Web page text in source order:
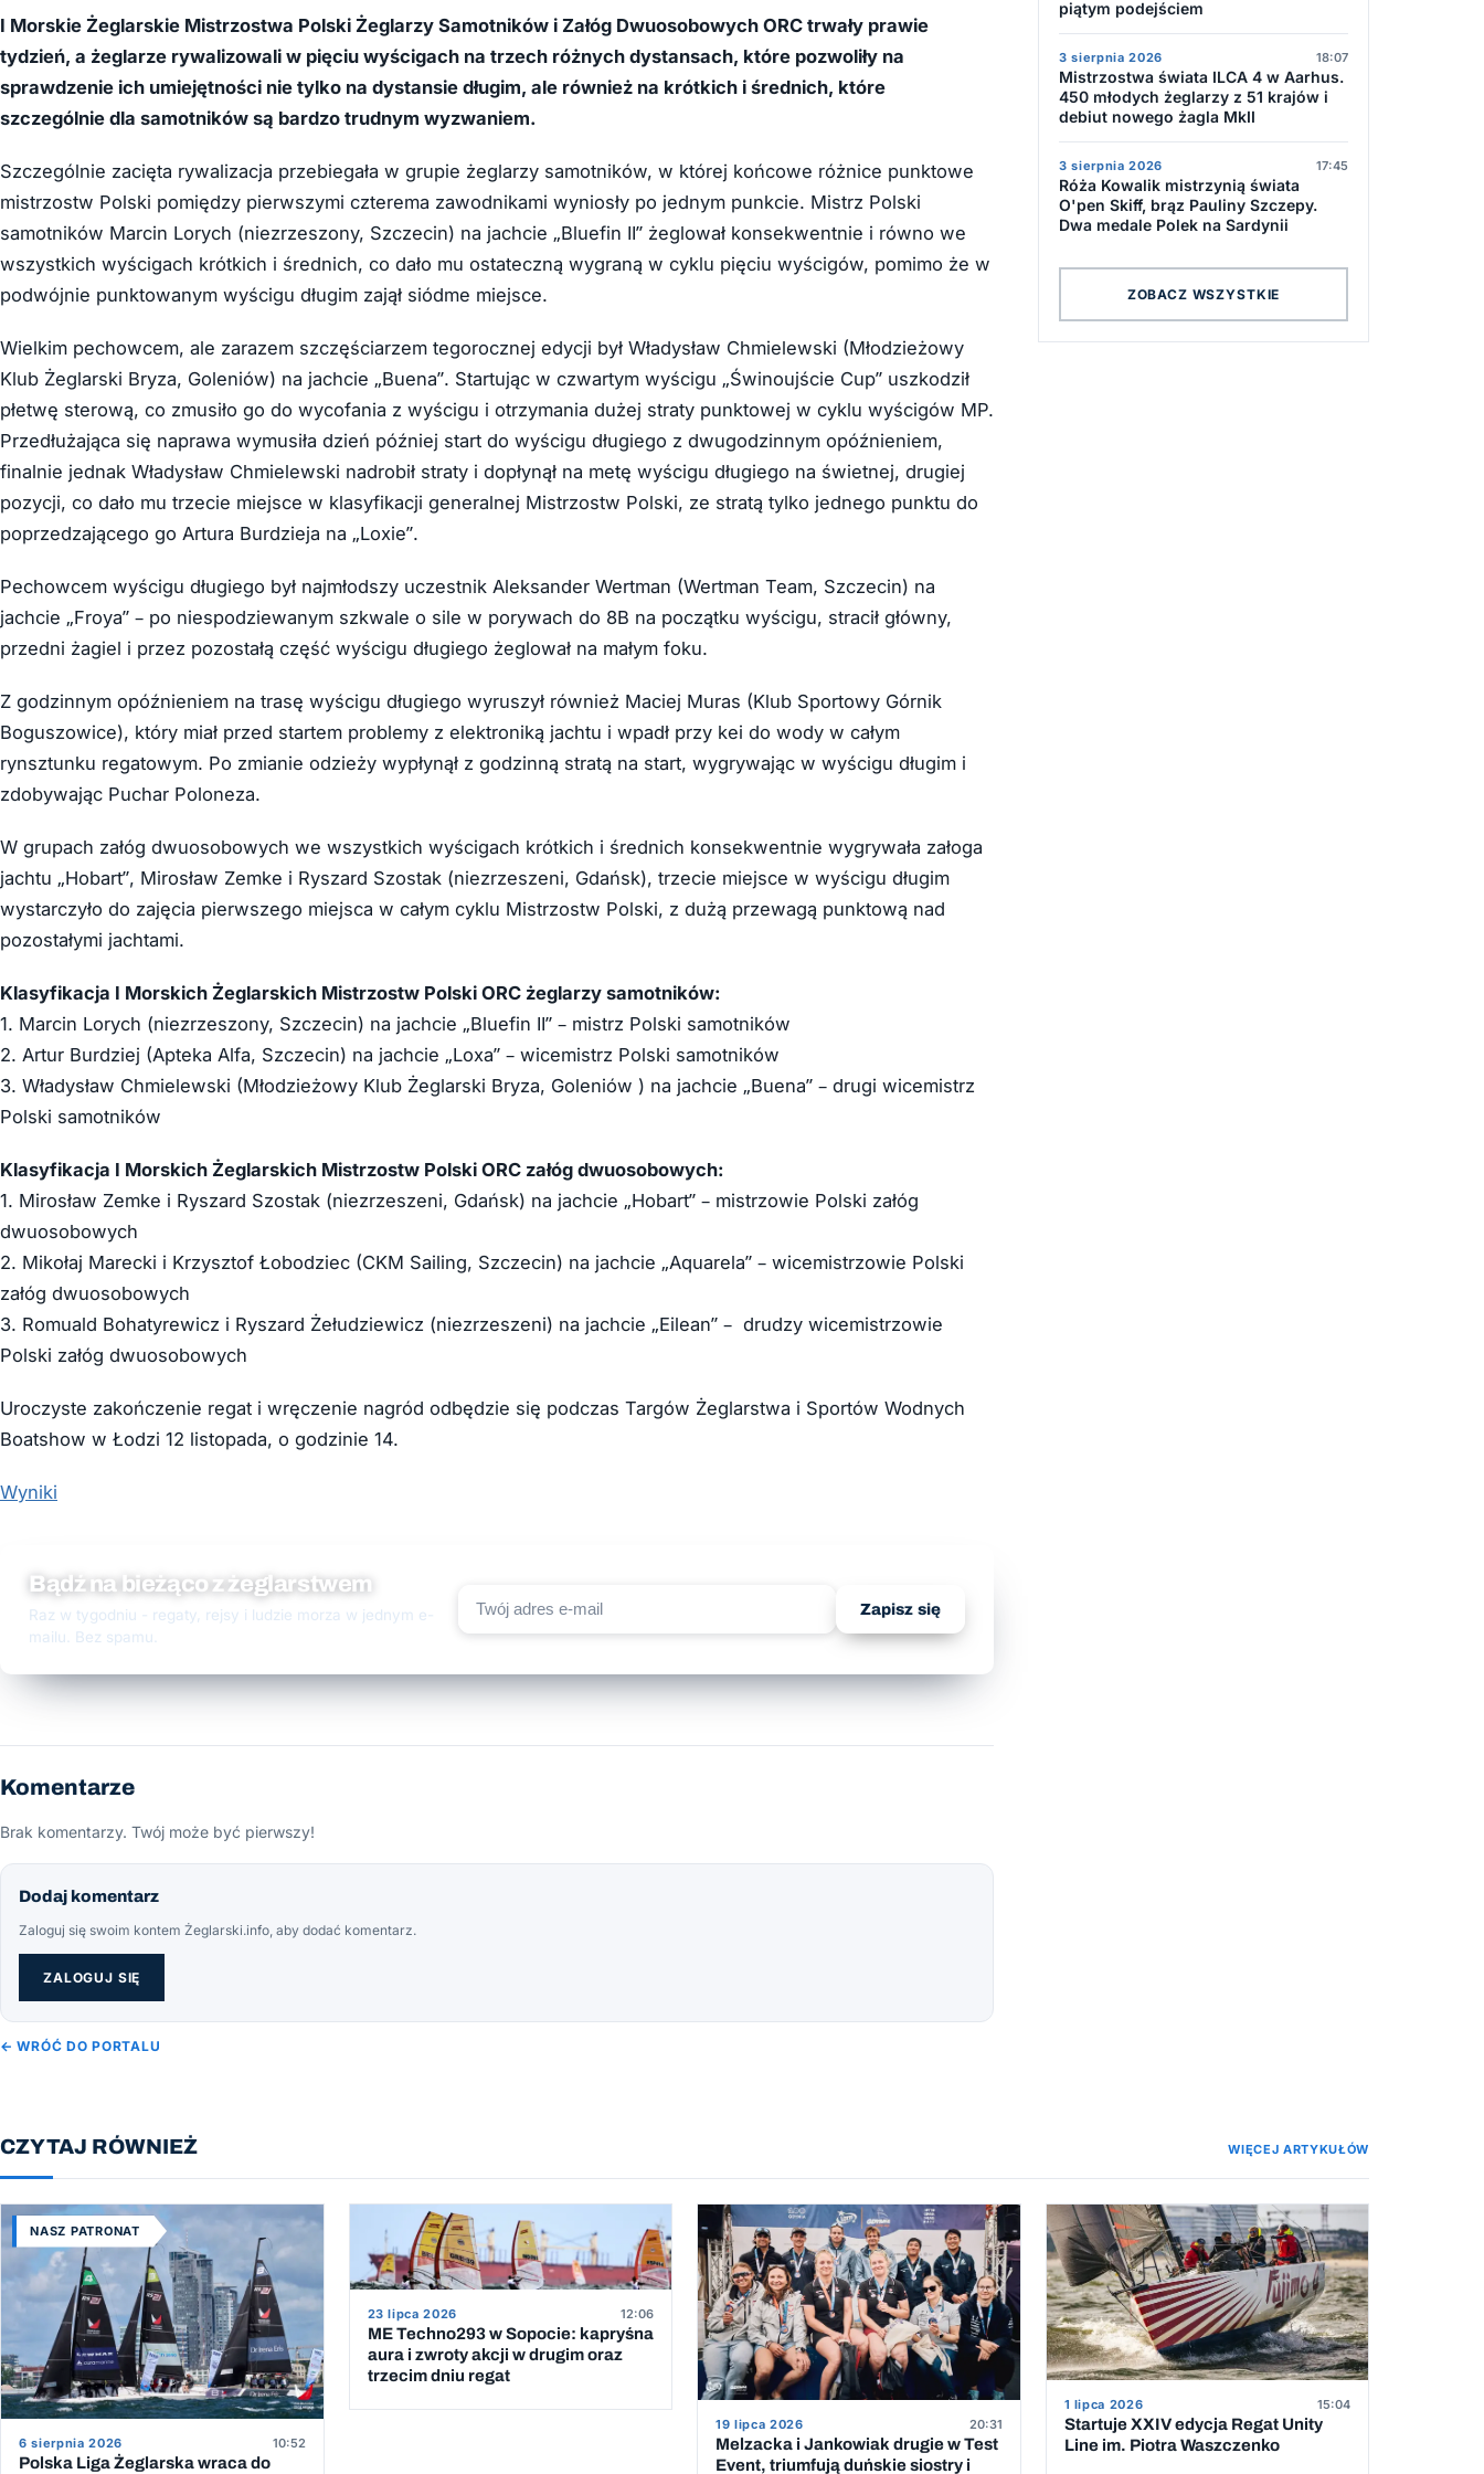
I Morskie Żeglarskie Mistrzostwa Polski Żeglarzy Samotników i Załóg Dwuosobowych ORC trwały prawie
tydzień, a żeglarze rywalizowali w pięciu wyścigach na trzech różnych dystansach, które pozwoliły na
sprawdzenie ich umiejętności nie tylko na dystansie długim, ale również na krótkich i średnich, które
szczególnie dla samotników są bardzo trudnym wyzwaniem.
Szczególnie zacięta rywalizacja przebiegała w grupie żeglarzy samotników, w której końcowe różnice punktowe
mistrzostw Polski pomiędzy pierwszymi czterema zawodnikami wyniosły po jednym punkcie. Mistrz Polski
samotników Marcin Lorych (niezrzeszony, Szczecin) na jachcie „Bluefin II” żeglował konsekwentnie i równo we
wszystkich wyścigach krótkich i średnich, co dało mu ostateczną wygraną w cyklu pięciu wyścigów, pomimo że w
podwójnie punktowanym wyścigu długim zajął siódme miejsce.
Wielkim pechowcem, ale zarazem szczęściarzem tegorocznej edycji był Władysław Chmielewski (Młodzieżowy
Klub Żeglarski Bryza, Goleniów) na jachcie „Buena”. Startując w czwartym wyścigu „Świnoujście Cup” uszkodził
płetwę sterową, co zmusiło go do wycofania z wyścigu i otrzymania dużej straty punktowej w cyklu wyścigów MP.
Przedłużająca się naprawa wymusiła dzień później start do wyścigu długiego z dwugodzinnym opóźnieniem,
finalnie jednak Władysław Chmielewski nadrobił straty i dopłynął na metę wyścigu długiego na świetnej, drugiej
pozycji, co dało mu trzecie miejsce w klasyfikacji generalnej Mistrzostw Polski, ze stratą tylko jednego punktu do
poprzedzającego go Artura Burdzieja na „Loxie”.
Pechowcem wyścigu długiego był najmłodszy uczestnik Aleksander Wertman (Wertman Team, Szczecin) na
jachcie „Froya” – po niespodziewanym szkwale o sile w porywach do 8B na początku wyścigu, stracił główny,
przedni żagiel i przez pozostałą część wyścigu długiego żeglował na małym foku.
Z godzinnym opóźnieniem na trasę wyścigu długiego wyruszył również Maciej Muras (Klub Sportowy Górnik
Boguszowice), który miał przed startem problemy z elektroniką jachtu i wpadł przy kei do wody w całym
rynsztunku regatowym. Po zmianie odzieży wypłynął z godzinną stratą na start, wygrywając w wyścigu długim i
zdobywając Puchar Poloneza.
W grupach załóg dwuosobowych we wszystkich wyścigach krótkich i średnich konsekwentnie wygrywała załoga
jachtu „Hobart”, Mirosław Zemke i Ryszard Szostak (niezrzeszeni, Gdańsk), trzecie miejsce w wyścigu długim
wystarczyło do zajęcia pierwszego miejsca w całym cyklu Mistrzostw Polski, z dużą przewagą punktową nad
pozostałymi jachtami.
Klasyfikacja I Morskich Żeglarskich Mistrzostw Polski ORC żeglarzy samotników:
1. Marcin Lorych (niezrzeszony, Szczecin) na jachcie „Bluefin II” – mistrz Polski samotników
2. Artur Burdziej (Apteka Alfa, Szczecin) na jachcie „Loxa” – wicemistrz Polski samotników
3. Władysław Chmielewski (Młodzieżowy Klub Żeglarski Bryza, Goleniów ) na jachcie „Buena” – drugi wicemistrz
Polski samotników
Klasyfikacja I Morskich Żeglarskich Mistrzostw Polski ORC załóg dwuosobowych:
1. Mirosław Zemke i Ryszard Szostak (niezrzeszeni, Gdańsk) na jachcie „Hobart” – mistrzowie Polski załóg
dwuosobowych
2. Mikołaj Marecki i Krzysztof Łobodziec (CKM Sailing, Szczecin) na jachcie „Aquarela” – wicemistrzowie Polski
załóg dwuosobowych
3. Romuald Bohatyrewicz i Ryszard Żełudziewicz (niezrzeszeni) na jachcie „Eilean” – drudzy wicemistrzowie
Polski załóg dwuosobowych
Uroczyste zakończenie regat i wręczenie nagród odbędzie się podczas Targów Żeglarstwa i Sportów Wodnych
Boatshow w Łodzi 12 listopada, o godzinie 14.
Wyniki
Bądź na bieżąco z żeglarstwem
Raz w tygodniu - regaty, rejsy i ludzie morza w jednym e-
mailu. Bez spamu.
Zapisz się
Komentarze
Brak komentarzy. Twój może być pierwszy!
Dodaj komentarz
Zaloguj się swoim kontem Żeglarski.info, aby dodać komentarz.
ZALOGUJ SIĘ
← WRÓĆ DO PORTALU
piątym podejściem
3 sierpnia 2026 18:07
Mistrzostwa świata ILCA 4 w Aarhus.
450 młodych żeglarzy z 51 krajów i
debiut nowego żagla MkII
3 sierpnia 2026 17:45
Róża Kowalik mistrzynią świata
O'pen Skiff, brąz Pauliny Szczepy.
Dwa medale Polek na Sardynii
ZOBACZ WSZYSTKIE
CZYTAJ RÓWNIEŻ WIĘCEJ ARTYKUŁÓW
NASZ PATRONAT
6 sierpnia 2026 10:52
Polska Liga Żeglarska wraca do
23 lipca 2026 12:06
ME Techno293 w Sopocie: kapryśna
aura i zwroty akcji w drugim oraz
trzecim dniu regat
19 lipca 2026 20:31
Melzacka i Jankowiak drugie w Test
Event, triumfują duńskie siostry i
1 lipca 2026 15:04
Startuje XXIV edycja Regat Unity
Line im. Piotra Waszczenko